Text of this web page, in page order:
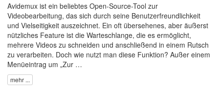
Avidemux ist ein beliebtes Open-Source-Tool zur
Videobearbeitung, das sich durch seine Benutzerfreundlichkeit
und Vielseitigkeit auszeichnet. Ein oft übersehenes, aber äußerst
nützliches Feature ist die Warteschlange, die es ermöglicht,
mehrere Videos zu schneiden und anschließend in einem Rutsch
zu verarbeiten. Doch wie nutzt man diese Funktion? Außer einem
Menüeintrag um „Zur …
mehr ...